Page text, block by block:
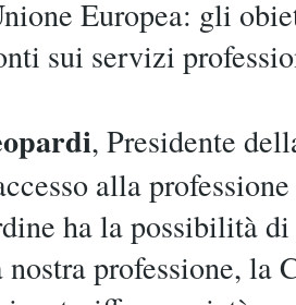
Europea: gli
sui servizi
, Presidente
alla
ha la possibilità
professione, la